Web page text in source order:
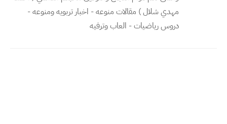
مهدي شلال ) مقالات منوعه - اخبار تربويه ومنوعه -
دروس رياضيات - العاب وترفيه